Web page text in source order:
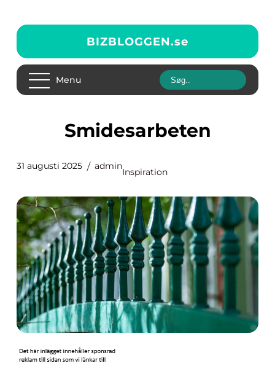
BIZBLOGGEN.se
Menu
Smidesarbeten
31 augusti 2025 admin
Inspiration